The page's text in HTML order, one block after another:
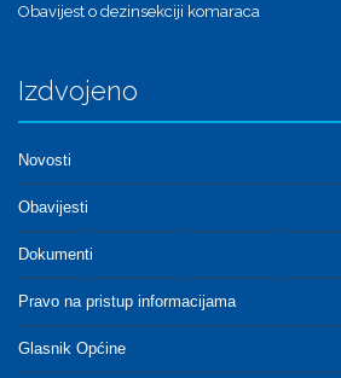
Obavijest o dezinsekciji komaraca
Izdvojeno
Novosti
Obavijesti
Dokumenti
Pravo na pristup informacijama
Glasnik Općine